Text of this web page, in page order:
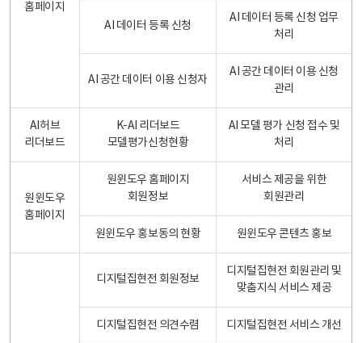
홈페이지
AI 데이터 등록 신청
AI 데이터 등록 신청 업무
처리
AI 공간 데이터 이용 신청자
AI 공간 데이터 이용 신청
관리
AI허브
리더보드
K-AI 리더보드
모델평가신청현황
AI 모델 평가 신청 접수 및
처리
원윈도우
홈페이지
원윈도우 홈페이지
회원정보
서비스 제공을 위한
회원관리
원윈도우 홍보동의 현황 원윈도우 콘텐츠 홍보
디지털집현전 회원정보
디지털집현전 회원관리 및
맞춤지식 서비스 제공
디지털집현전 의견수렴 디지털집현전 서비스 개선